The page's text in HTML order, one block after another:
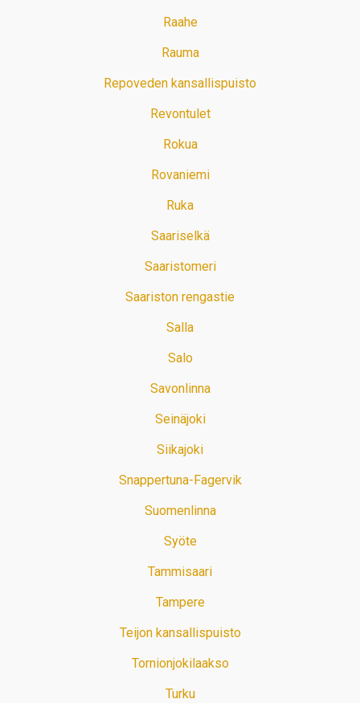
Raahe
Rauma
Repoveden kansallispuisto
Revontulet
Rokua
Rovaniemi
Ruka
Saariselkä
Saaristomeri
Saariston rengastie
Salla
Salo
Savonlinna
Seinäjoki
Siikajoki
Snappertuna-Fagervik
Suomenlinna
Syöte
Tammisaari
Tampere
Teijon kansallispuisto
Tornionjokilaakso
Turku